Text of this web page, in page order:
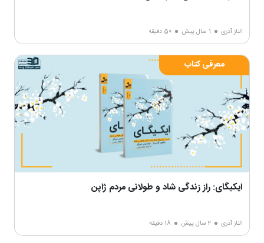
الناز آذری 1 سال پیش 50 دقیقه
معرفی کتاب
ایکیگای: راز زندگی شاد و طولانی مردم ژاپن
الناز آذری 2 سال پیش 18 دقیقه